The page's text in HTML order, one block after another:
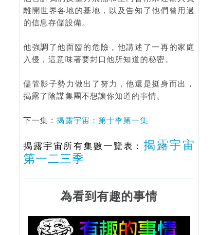
離開世界各地的基地，以及告知了他們曾用過
的信息存儲設備。
他強調了他面臨的危險，他講述了一再的家庭
入侵，這意味著要封口他所知道的秘密。
儘管影子勢力做出了努力，他還是挺身而出，
揭露了陰謀集團不想讓你知道的事情。
下一集：揭露宇宙：第十季第一集
揭露宇宙所有集數一覽表：揭露宇宙
第一二三季
為看到有趣的事情